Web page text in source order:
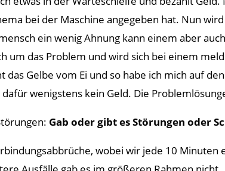
bei der Maschine angegeben hat. Nun
ein wenig Ahnung kann einem aber
um das Problem und wird sich bei einem
Gelbe vom Ei und so habe ich mich auf
wenigstens kein Geld. Die
Gab oder gibt es Störungen oder
wobei wir jede 10